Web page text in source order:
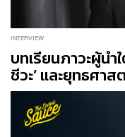
INTERVIEW
บทเรียนภาวะผู้นำ
ชีวะ’ และยุทธศา